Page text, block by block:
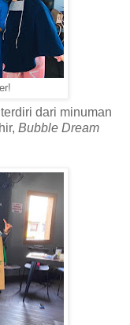
dari minuman
Bubble Dream